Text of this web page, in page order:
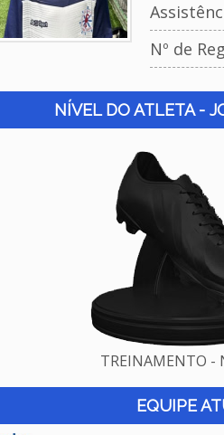
Nº de
NÍVEL DO ATLETA -
TREINAMENTO -
EQUIPE